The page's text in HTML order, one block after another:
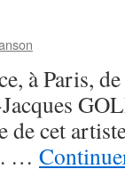
à Paris,
de cet
…